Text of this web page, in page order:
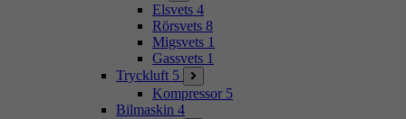
Elsvets 4
Rörsvets 8
Migsvets 1
Gassvets 1
Tryckluft 5
Kompressor 5
Bilmaskin 4